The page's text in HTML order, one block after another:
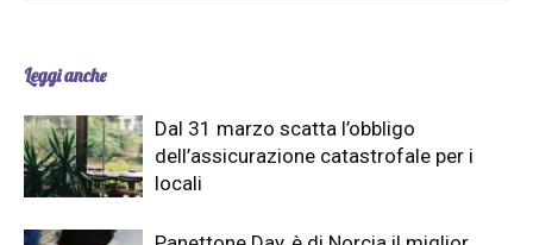
Leggi anche
Dal 31 marzo scatta l’obbligo
dell’assicurazione catastrofale per i
locali